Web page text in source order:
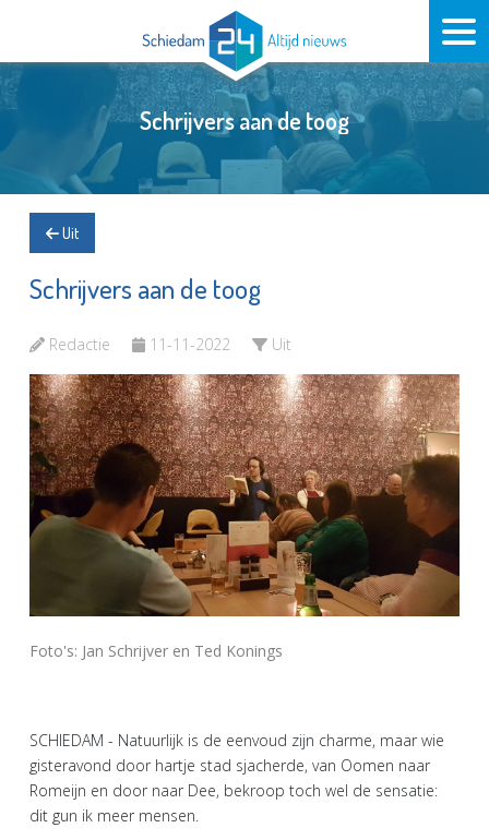
Schrijvers aan de toog
Uit
Schrijvers aan de toog
Redactie 11-11-2022 Uit
Foto's: Jan Schrijver en Ted Konings
SCHIEDAM - Natuurlijk is de eenvoud zijn charme, maar wie
gisteravond door hartje stad sjacherde, van Oomen naar
Romeijn en door naar Dee, bekroop toch wel de sensatie:
dit gun ik meer mensen.